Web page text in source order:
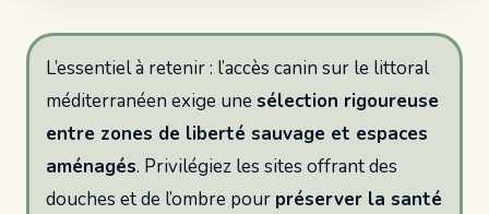
L’essentiel à retenir : l’accès canin sur le littoral
méditerranéen exige une sélection rigoureuse
entre zones de liberté sauvage et espaces
aménagés. Privilégiez les sites offrant des
douches et de l’ombre pour préserver la santé